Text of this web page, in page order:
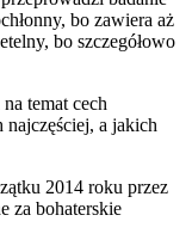
bo zawiera aż
bo szczegółowo
temat cech
najczęściej, a jakich
2014 roku przez
za bohaterskie